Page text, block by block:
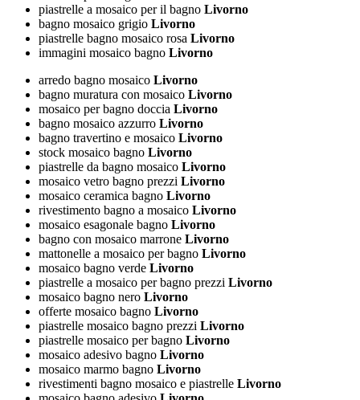
piastrelle a mosaico per il bagno Livorno
bagno mosaico grigio Livorno
piastrelle bagno mosaico rosa Livorno
immagini mosaico bagno Livorno
arredo bagno mosaico Livorno
bagno muratura con mosaico Livorno
mosaico per bagno doccia Livorno
bagno mosaico azzurro Livorno
bagno travertino e mosaico Livorno
stock mosaico bagno Livorno
piastrelle da bagno mosaico Livorno
mosaico vetro bagno prezzi Livorno
mosaico ceramica bagno Livorno
rivestimento bagno a mosaico Livorno
mosaico esagonale bagno Livorno
bagno con mosaico marrone Livorno
mattonelle a mosaico per bagno Livorno
mosaico bagno verde Livorno
piastrelle a mosaico per bagno prezzi Livorno
mosaico bagno nero Livorno
offerte mosaico bagno Livorno
piastrelle mosaico bagno prezzi Livorno
piastrelle mosaico per bagno Livorno
mosaico adesivo bagno Livorno
mosaico marmo bagno Livorno
rivestimenti bagno mosaico e piastrelle Livorno